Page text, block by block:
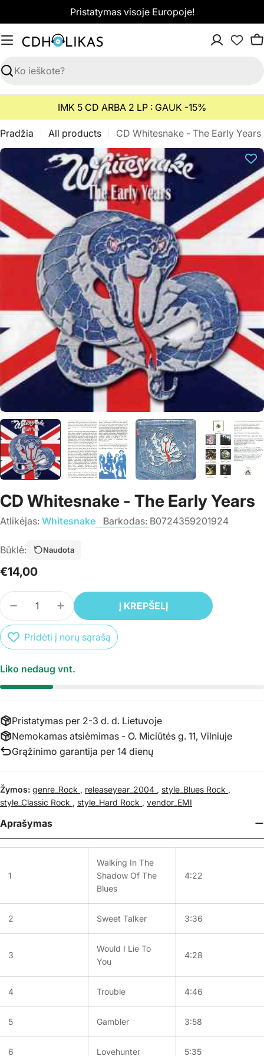
prie
turinio
Pristatymas visoje Europoje!
Paieška
IMK 5 CD ARBA 2 LP : GAUK -15%
Pradžia All products CD Whitesnake - The Early Years
CD Whitesnake - The Early Years
Atlikėjas: Whitesnake Barkodas: B0724359201924
Būklė: Naudota
Įprasta
€14,00
Kiekis
SUMAŽINTI PREKĖS CD WHITESNAKE - THE
PADIDINTI PREKĖS CD WHITESNAKE -
Į KREPŠELĮ
Pridėti į norų sąrašą
Liko nedaug vnt.
Pristatymas per 2-3 d. d. Lietuvoje
Nemokamas atsiėmimas - O. Miciūtės g. 11, Vilniuje
Grąžinimo garantija per 14 dienų
Žymos: genre_Rock , releaseyear_2004 , style_Blues Rock ,
style_Classic Rock , style_Hard Rock , vendor_EMI
Aprašymas
1
Walking In The
Shadow Of The
Blues
4:22
2 Sweet Talker 3:36
3
Would I Lie To
You
4:28
4 Trouble 4:46
5 Gambler 3:58
6 Lovehunter 5:35